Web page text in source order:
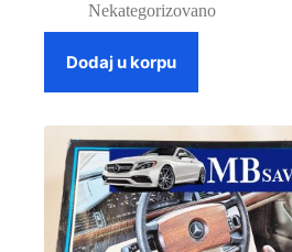
Nekategorizovano
Dodaj u korpu